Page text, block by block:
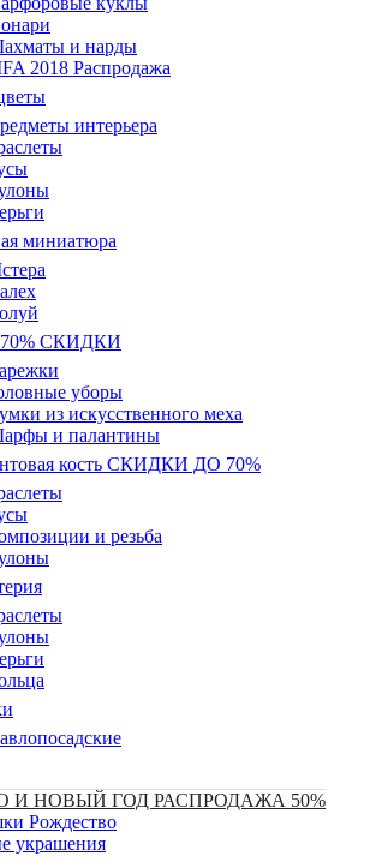
и нарды
2018 Распродажа
интерьера
миниатюра
СКИДКИ
уборы
из искусственного меха
и палантины
кость СКИДКИ ДО 70%
и резьба
И НОВЫЙ ГОД РАСПРОДАЖА 50%
Рождество
украшения